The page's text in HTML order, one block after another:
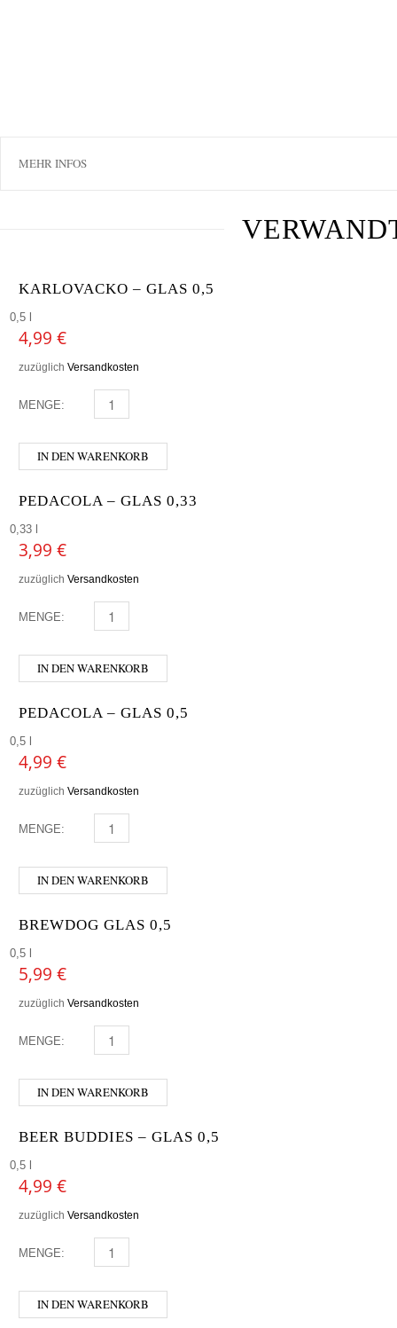
MEHR INFOS
KARLOVACKO – GLAS 0,5
0,5 l
4,99 €
zuzüglich Versandkosten
MENGE: KARLOVACKO - GLAS 0,5 MENGE
IN DEN WARENKORB
PEDACOLA – GLAS 0,33
0,33 l
3,99 €
zuzüglich Versandkosten
MENGE: PEDACOLA - GLAS 0,33 MENGE
IN DEN WARENKORB
PEDACOLA – GLAS 0,5
0,5 l
4,99 €
zuzüglich Versandkosten
MENGE: PEDACOLA - GLAS 0,5 MENGE
IN DEN WARENKORB
BREWDOG GLAS 0,5
0,5 l
5,99 €
zuzüglich Versandkosten
MENGE: BREWDOG GLAS 0,5 MENGE
IN DEN WARENKORB
BEER BUDDIES – GLAS 0,5
0,5 l
4,99 €
zuzüglich Versandkosten
MENGE: BEER BUDDIES - GLAS 0,5 MENGE
IN DEN WARENKORB